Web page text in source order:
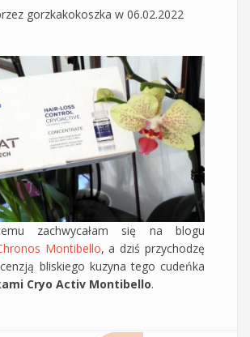
gorzkakokoszka w 06.02.2022
zachwycałam się na blogu
Montibello, a dziś przychodzę
bliskiego kuzyna tego cudeńka
Cryo Activ Montibello.